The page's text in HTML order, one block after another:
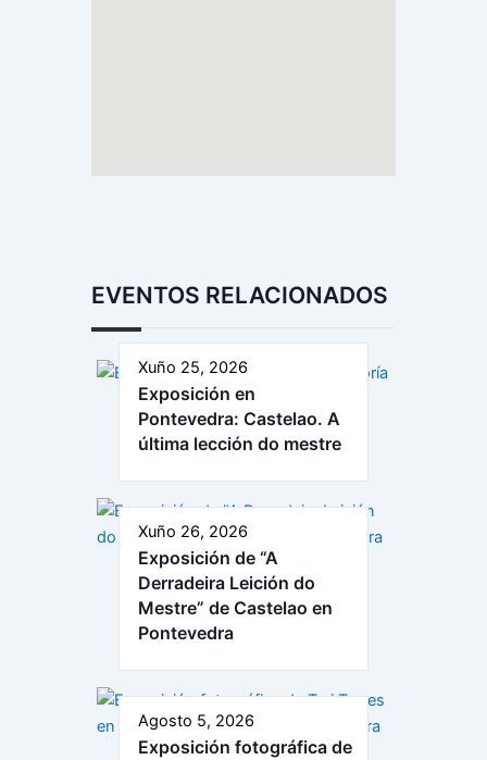
EVENTOS RELACIONADOS
Xuño 25, 2026
Exposición en
Pontevedra: Castelao. A
última lección do mestre
Xuño 26, 2026
Exposición de “A
Derradeira Leición do
Mestre” de Castelao en
Pontevedra
Agosto 5, 2026
Exposición fotográfica de